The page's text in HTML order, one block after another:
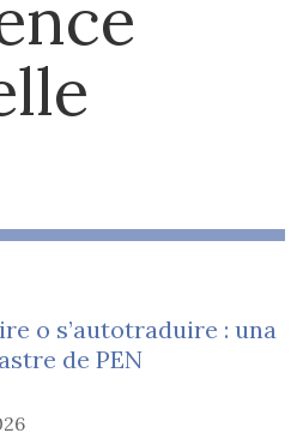
o s’autotraduire : una
de PEN